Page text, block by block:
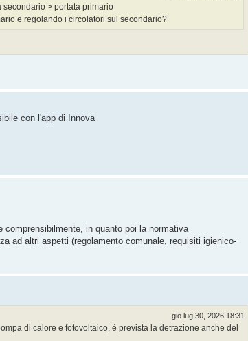
> portata primario
e regolando i circolatori sul secondario?
con l'app di Innova
in quanto poi la normativa
ad altri aspetti (regolamento comunale, requisiti igienico-
gio lug 30, 2026 18:31
di calore e fotovoltaico, è prevista la detrazione anche del